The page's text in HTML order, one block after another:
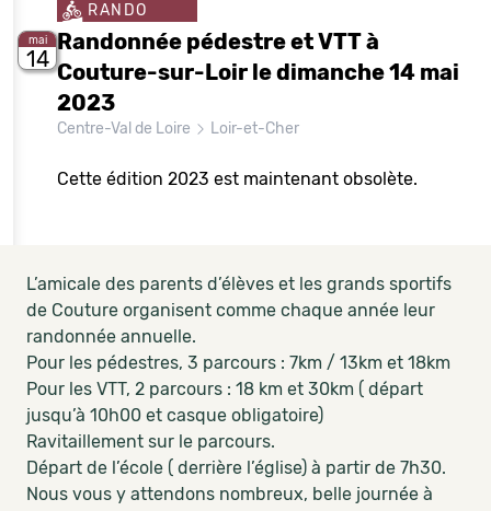
mai
14
RANDO
Randonnée pédestre et VTT à
Couture-sur-Loir le dimanche 14 mai
2023
Centre-Val de Loire Loir-et-Cher
Cette édition 2023 est maintenant obsolète.
L’amicale des parents d’élèves et les grands sportifs
de Couture organisent comme chaque année leur
randonnée annuelle.
Pour les pédestres, 3 parcours : 7km / 13km et 18km
Pour les VTT, 2 parcours : 18 km et 30km ( départ
jusqu’à 10h00 et casque obligatoire)
Ravitaillement sur le parcours.
Départ de l’école ( derrière l’église) à partir de 7h30.
Nous vous y attendons nombreux, belle journée à